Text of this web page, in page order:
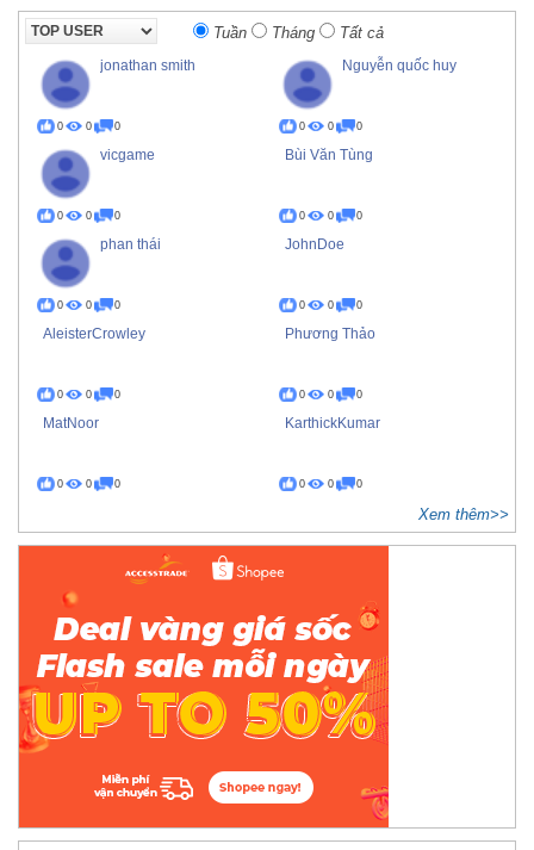
Tuần Tháng Tất cả
jonathan smith
0 0 0
Nguyễn quốc huy
0 0 0
vicgame
0 0 0
Bùi Văn Tùng
0 0 0
phan thái
0 0 0
JohnDoe
0 0 0
AleisterCrowley
0 0 0
Phương Thảo
0 0 0
MatNoor
0 0 0
KarthickKumar
0 0 0
Xem thêm>>